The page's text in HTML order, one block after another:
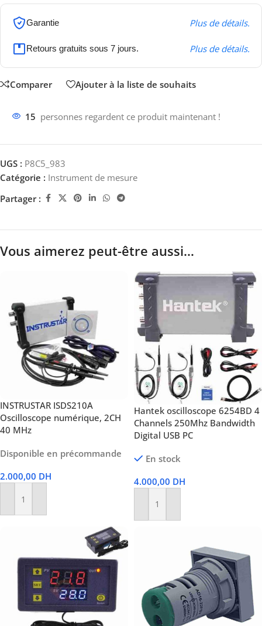
Garantie Plus de détails.
Retours gratuits sous 7 jours. Plus de détails.
Comparer Ajouter à la liste de souhaits
15 personnes regardent ce produit maintenant !
UGS : P8C5_983
Catégorie : Instrument de mesure
Partager :
Vous aimerez peut-être aussi…
INSTRUSTAR ISDS210A
Oscilloscope numérique, 2CH
40 MHz
Disponible en précommande
2.000,00 DH
Ajouter Au Panier
Hantek oscilloscope 6254BD 4
Channels 250Mhz Bandwidth
Digital USB PC
En stock
4.000,00 DH
Ajouter Au Panier